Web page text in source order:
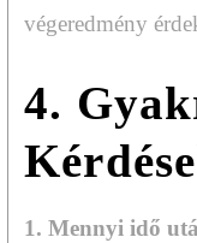
végeredmény
4.
1. Mennyi idő